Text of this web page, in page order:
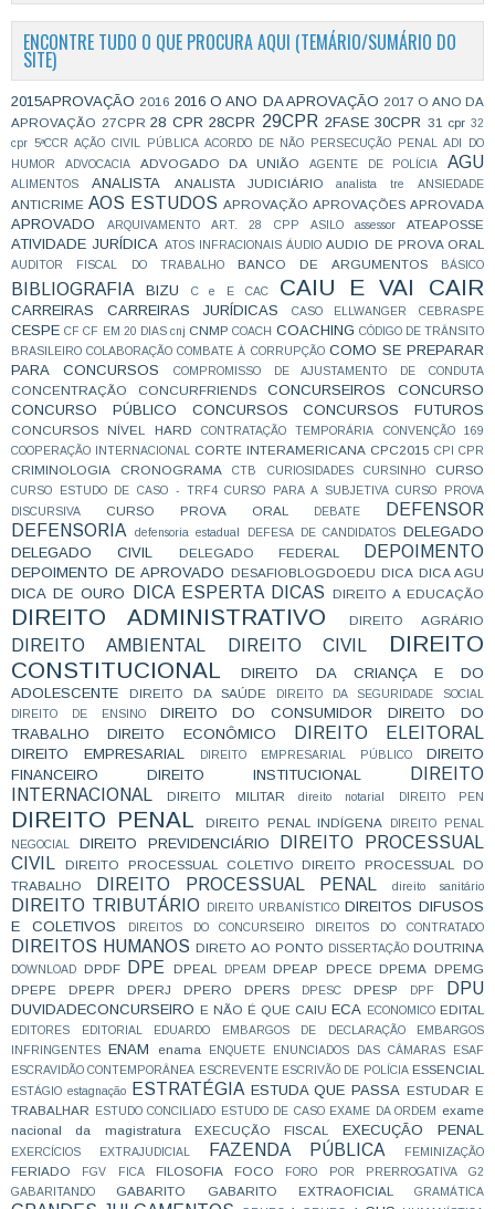
ENCONTRE TUDO O QUE PROCURA AQUI (TEMÁRIO/SUMÁRIO DO
SITE)
2015APROVAÇÃO 2016 2016 O ANO DA APROVAÇÃO 2017 O ANO DA
APROVAÇÃO 27CPR 28 CPR 28CPR 29CPR 2FASE 30CPR 31 cpr 32
cpr
5ªCCR AÇÃO CIVIL PÚBLICA ACORDO DE NÃO PERSECUÇÃO PENAL
ADI DO
HUMOR
ADVOCACIA ADVOGADO DA UNIÃO AGENTE DE POLÍCIA AGU
ALIMENTOS ANALISTA ANALISTA JUDICIÁRIO analista tre ANSIEDADE
ANTICRIME AOS ESTUDOS APROVAÇÃO APROVAÇÕES APROVADA
APROVADO ARQUIVAMENTO ART. 28 CPP ASILO assessor ATEAPOSSE
ATIVIDADE JURÍDICA ATOS INFRACIONAIS ÁUDIO AUDIO DE PROVA ORAL
AUDITOR FISCAL DO TRABALHO BANCO DE ARGUMENTOS BÁSICO
BIBLIOGRAFIA BIZU C e E CAC CAIU E VAI CAIR
CARREIRAS CARREIRAS JURÍDICAS CASO ELLWANGER CEBRASPE
CESPE CF CF EM 20 DIAS cnj CNMP COACH COACHING CÓDIGO DE TRÂNSITO
BRASILEIRO COLABORAÇÃO COMBATE À CORRUPÇÃO COMO SE PREPARAR
PARA CONCURSOS
COMPROMISSO DE AJUSTAMENTO DE CONDUTA
CONCENTRAÇÃO CONCURFRIENDS CONCURSEIROS
CONCURSO
CONCURSO PÚBLICO
CONCURSOS CONCURSOS FUTUROS
CONCURSOS NÍVEL HARD CONTRATAÇÃO TEMPORÁRIA
CONVENÇÃO 169
COOPERAÇÃO INTERNACIONAL
CORTE INTERAMERICANA CPC2015 CPI CPR
CRIMINOLOGIA CRONOGRAMA CTB CURIOSIDADES CURSINHO CURSO
CURSO ESTUDO DE CASO - TRF4 CURSO PARA A SUBJETIVA
CURSO PROVA
DISCURSIVA
CURSO PROVA ORAL DEBATE
DEFENSOR
DEFENSORIA
defensoria estadual DEFESA DE CANDIDATOS
DELEGADO
DELEGADO CIVIL
DELEGADO FEDERAL DEPOIMENTO
DEPOIMENTO DE APROVADO DESAFIOBLOGDOEDU DICA DICA AGU
DICA DE OURO DICA ESPERTA DICAS DIREITO A EDUCAÇÃO
DIREITO ADMINISTRATIVO DIREITO AGRÁRIO
DIREITO AMBIENTAL DIREITO CIVIL
DIREITO
CONSTITUCIONAL
DIREITO DA CRIANÇA E DO
ADOLESCENTE
DIREITO DA SAÚDE
DIREITO DA SEGURIDADE SOCIAL
DIREITO DE ENSINO
DIREITO DO CONSUMIDOR
DIREITO DO
TRABALHO
DIREITO ECONÔMICO DIREITO ELEITORAL
DIREITO EMPRESARIAL DIREITO EMPRESARIAL PÚBLICO
DIREITO
FINANCEIRO
DIREITO INSTITUCIONAL
DIREITO
INTERNACIONAL
DIREITO MILITAR direito notarial DIREITO PEN
DIREITO PENAL DIREITO PENAL INDÍGENA
DIREITO PENAL
NEGOCIAL
DIREITO PREVIDENCIÁRIO
DIREITO PROCESSUAL
CIVIL
DIREITO PROCESSUAL COLETIVO
DIREITO PROCESSUAL DO
TRABALHO
DIREITO PROCESSUAL PENAL direito sanitário
DIREITO TRIBUTÁRIO DIREITO URBANÍSTICO DIREITOS DIFUSOS
E COLETIVOS
DIREITOS DO CONCURSEIRO DIREITOS DO CONTRATADO
DIREITOS HUMANOS DIRETO AO PONTO DISSERTAÇÃO DOUTRINA
DOWNLOAD DPDF DPE DPEAL DPEAM DPEAP DPECE DPEMA DPEMG
DPEPE
DPEPR DPERJ DPERO DPERS DPESC DPESP DPF DPU
DUVIDADECONCURSEIRO E NÃO É QUE CAIU ECA ECONOMICO EDITAL
EDITORES EDITORIAL EDUARDO EMBARGOS DE DECLARAÇÃO
EMBARGOS
INFRINGENTES
ENAM enama ENQUETE ENUNCIADOS DAS CÂMARAS
ESAF
ESCRAVIDÃO CONTEMPORÂNEA ESCREVENTE ESCRIVÃO DE POLÍCIA ESSENCIAL
ESTÁGIO estagnação ESTRATÉGIA ESTUDA QUE PASSA ESTUDAR E
TRABALHAR
ESTUDO CONCILIADO ESTUDO DE CASO EXAME DA ORDEM
exame
nacional da magistratura
EXECUÇÃO FISCAL EXECUÇÃO PENAL
EXERCÍCIOS EXTRAJUDICIAL FAZENDA PÚBLICA FEMINIZAÇÃO
FERIADO FGV FICA FILOSOFIA FOCO FORO POR PRERROGATIVA
G2
GABARITANDO
GABARITO GABARITO EXTRAOFICIAL GRAMÁTICA